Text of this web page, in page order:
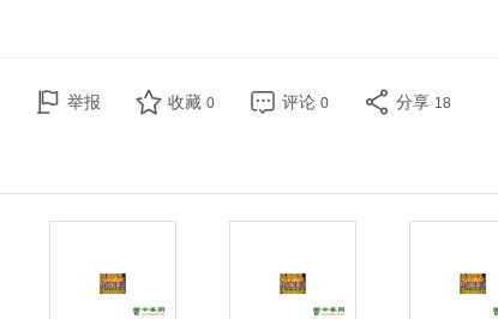
举报 收藏 0 评论 0 分享 18